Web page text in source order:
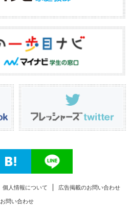
個人情報について 広告掲載のお問い合わせ
お問い合わせ